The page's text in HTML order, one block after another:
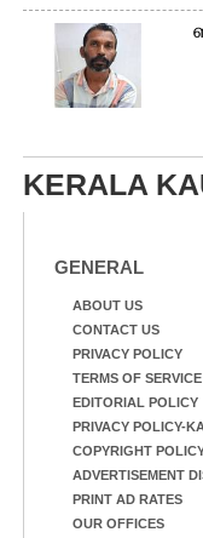
KERALA
GENERAL
ABOUT US
CONTACT US
PRIVACY POLICY
TERMS OF SERVICE
EDITORIAL POLICY
PRIVACY POLICY-
COPYRIGHT
ADVERTISEMENT
PRINT AD RATES
OUR OFFICES